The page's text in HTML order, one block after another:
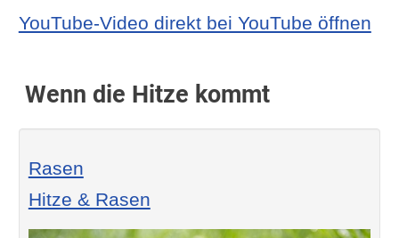
YouTube-Video direkt bei YouTube öffnen
Wenn die Hitze kommt
Rasen
Hitze & Rasen